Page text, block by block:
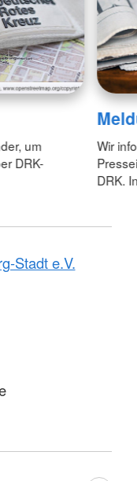
um
DRK-
Wir
DRK.
Stadt e.V.